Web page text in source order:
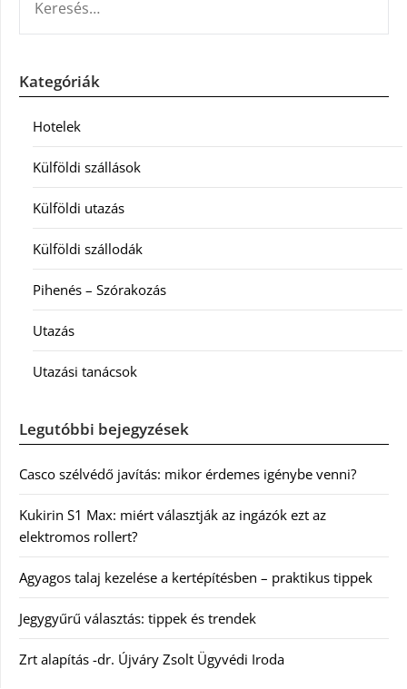
Kategóriák
Hotelek
Külföldi szállások
Külföldi utazás
Külföldi szállodák
Pihenés – Szórakozás
Utazás
Utazási tanácsok
Legutóbbi bejegyzések
Casco szélvédő javítás: mikor érdemes igénybe venni?
Kukirin S1 Max: miért választják az ingázók ezt az
elektromos rollert?
Agyagos talaj kezelése a kertépítésben – praktikus tippek
Jegygyűrű választás: tippek és trendek
Zrt alapítás -dr. Újváry Zsolt Ügyvédi Iroda